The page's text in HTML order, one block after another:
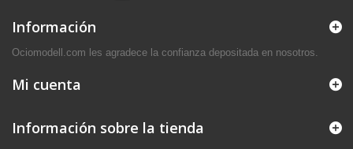
Información
Ociomodell.com les agradece la confianza depositada en nosotros.
Mi cuenta
Información sobre la tienda